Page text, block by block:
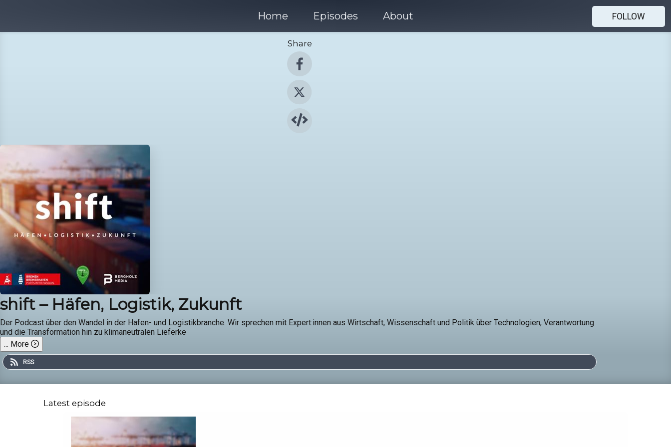
Home Episodes About FOLLOW
Share
shift – Häfen, Logistik, Zukunft
Der Podcast über den Wandel in der Hafen- und Logistikbranche. Wir sprechen mit Expert:innen aus Wirtschaft, Wissenschaft und Politik über Technologien, Verantwortung
und die Transformation hin zu klimaneutralen Lieferke
... More
RSS
Latest episode